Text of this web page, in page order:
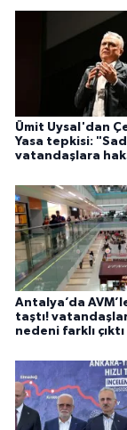
Ümit Uysal'dan
Yasa tepkisi:
vatandaşlara
Antalya’da
taştı!
nedeni farklı çıktı